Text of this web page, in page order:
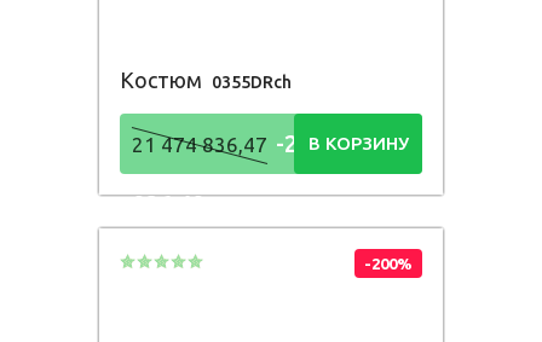
Костюм 0355DRch
21 474 836,47 -21 474
836,48Р
В КОРЗИНУ
-200%